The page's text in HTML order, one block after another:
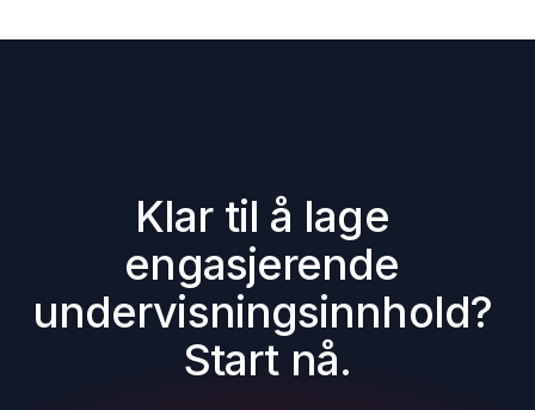
Klar til å lage
engasjerende
undervisningsinnhold?
Start nå.